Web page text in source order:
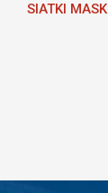
SIATKI